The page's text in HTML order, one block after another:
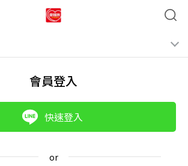
會員登入
快速登入